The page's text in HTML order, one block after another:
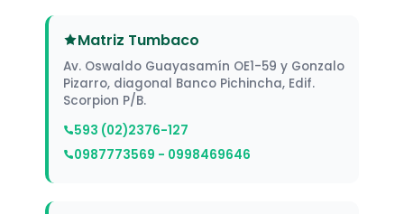
Matriz Tumbaco
Av. Oswaldo Guayasamín OE1-59 y Gonzalo
Pizarro, diagonal Banco Pichincha, Edif.
Scorpion P/B.
593 (02)2376-127
0987773569 - 0998469646